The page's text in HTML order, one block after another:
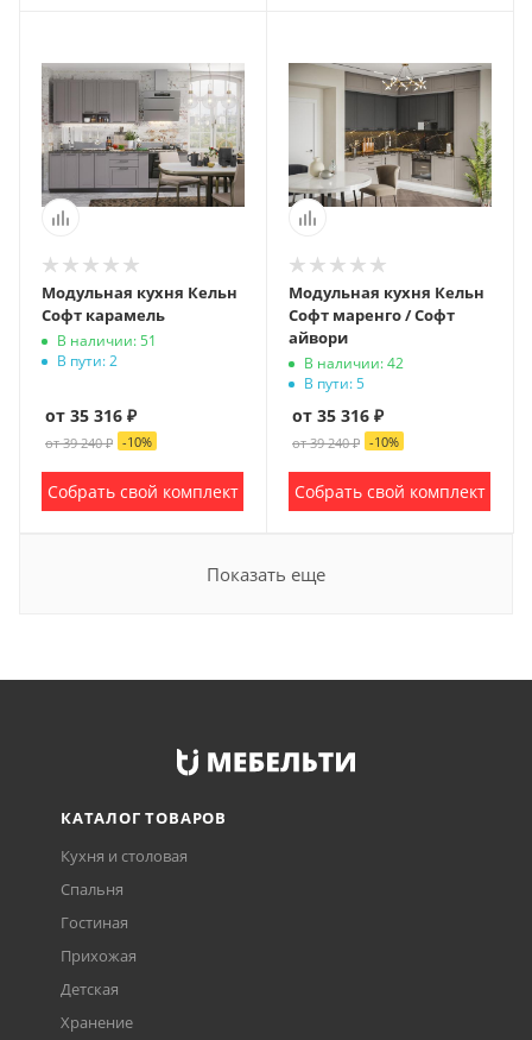
Модульная кухня Кельн
Софт карамель
В наличии: 51
В пути: 2
от 35 316 ₽
от 39 240 ₽ -10%
Собрать свой комплект
Модульная кухня Кельн
Софт маренго / Софт
айвори
В наличии: 42
В пути: 5
от 35 316 ₽
от 39 240 ₽ -10%
Собрать свой комплект
Показать еще
КАТАЛОГ ТОВАРОВ
Кухня и столовая
Спальня
Гостиная
Прихожая
Детская
Хранение